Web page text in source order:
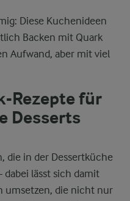
Diese Kuchenideen
Backen mit Quark
Aufwand, aber mit viel
Rezepte für
Desserts
die in der Dessertküche
lässt sich damit
umsetzen, die nicht nur